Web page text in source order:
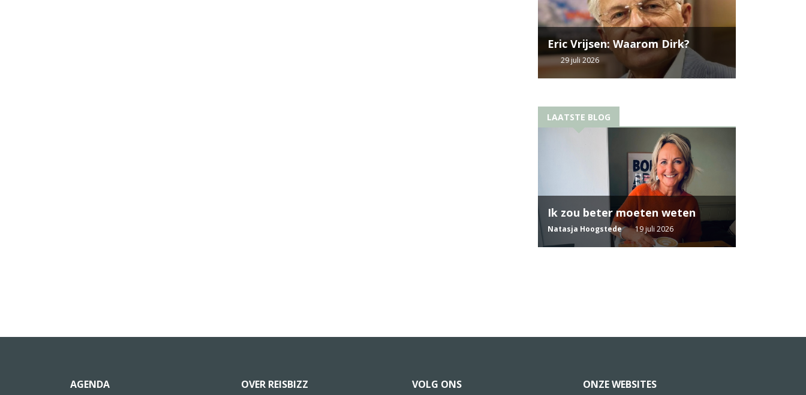
Eric Vrijsen: Waarom Dirk?
29 juli 2026
LAATSTE BLOG
Ik zou beter moeten weten
Natasja Hoogstede 19 juli 2026
AGENDA OVER REISBIZZ VOLG ONS ONZE WEBSITES